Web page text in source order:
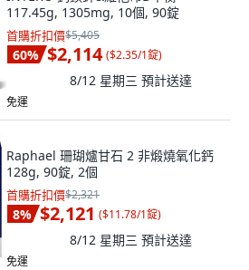
117.45g, 1305mg, 10個, 90錠
首購折扣價$5,405
60% $2,114 ($2.35/1錠)
8/12 星期三 預計送達
免運
Raphael 珊瑚爐甘石 2 非煅燒氧化鈣
128g, 90錠, 2個
首購折扣價$2,321
8% $2,121 ($11.78/1錠)
8/12 星期三 預計送達
免運